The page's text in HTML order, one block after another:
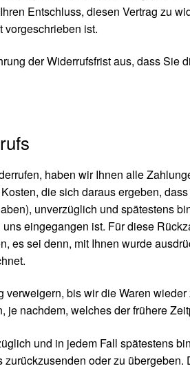
Entschluss, diesen Vertrag zu
vorgeschrieben ist.
der Widerrufsfrist aus, dass
haben wir Ihnen alle
die sich daraus ergeben,
unverzüglich und spätestens
eingegangen ist. Für diese
es sei denn, mit Ihnen wurde
verweigern, bis wir die Waren
je nachdem, welches der frühere
und in jedem Fall spätestens
zurückzusenden oder zu